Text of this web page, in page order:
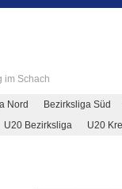
im Schach
Nord Bezirksliga Süd
U20 Bezirksliga U20